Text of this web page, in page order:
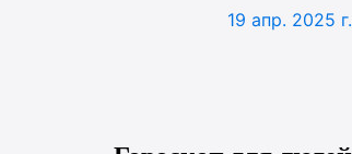
19 апр. 2025 г.